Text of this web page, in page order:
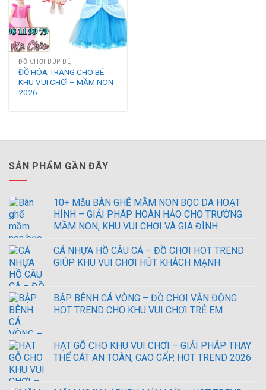
ĐỒ CHƠI BÚP BÊ
ĐỒ HÓA TRANG CHO BÉ
KHU VUI CHƠI – MẦM NON
2026
SẢN PHẨM GẦN ĐÂY
10+ Mẫu BÀN GHẾ MẦM NON BỌC DA HOẠT
HÌNH – GIẢI PHÁP HOÀN HẢO CHO TRƯỜNG
MẦM NON, KHU VUI CHƠI VÀ GIA ĐÌNH
CÁ NHỰA HỒ CÂU CÁ – ĐỒ CHƠI HOT TREND
GIÚP KHU VUI CHƠI HÚT KHÁCH MẠNH
BẬP BÊNH CÁ VÒNG – ĐỒ CHƠI VẬN ĐỘNG
HOT TREND CHO KHU VUI CHƠI TRẺ EM
HẠT GỖ CHO KHU VUI CHƠI – GIẢI PHÁP THAY
THẾ CÁT AN TOÀN, CAO CẤP, HOT TREND 2026